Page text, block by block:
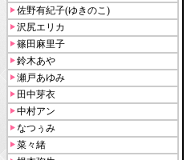
佐野有紀子(ゆきのこ)
沢尻エリカ
篠田麻里子
鈴木あや
瀬戸あゆみ
田中芽衣
中村アン
なつぅみ
菜々緒